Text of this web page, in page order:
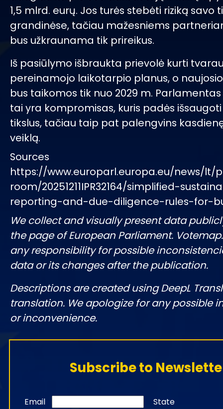
1,5 mlrd. eurų. Jos turės stebėti riziką savo
grandinėse, tačiau mažesniems
bus užkraunama tik prireikus.
Iš pasiūlymo išbraukta prievolė kurti
pereinamojo laikotarpio planus, o
bus taikomos tik nuo 2029 m.
tai yra kompromisas, kuris padės
tikslus, tačiau taip pat palengvins
veiklą.
Sources
https://www.europarl.europa.eu/news/lt/
room/20251211IPR32164/simplified-
reporting-and-due-diligence-rules-for-
We collect and visually present data
the page of European Parliament.
any responsibility for possible
data or its changes after the publication.
Descriptions are created using DeepL
translation. We apologize for any possible
or inconvenience.
Subscribe to
Email State